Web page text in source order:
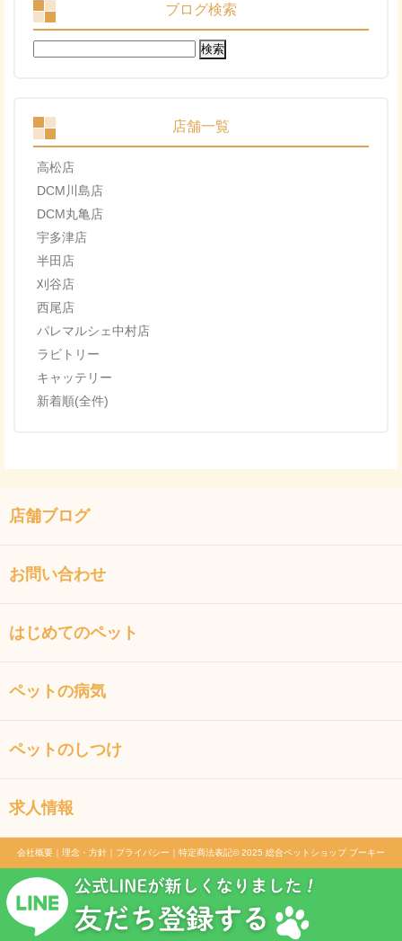
ブログ検索
検
索:
店舗一覧
高松店
DCM川島店
DCM丸亀店
宇多津店
半田店
刈谷店
西尾店
パレマルシェ中村店
ラビトリー
キャッテリー
新着順(全件)
店舗ブログ
お問い合わせ
はじめてのペット
ペットの病気
ペットのしつけ
求人情報
会社概要 ｜ 理念・方針 ｜ プライバシー ｜ 特定商法表記© 2025 総合ペットショップ プーキー